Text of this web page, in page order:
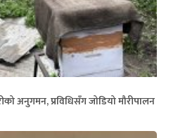
अनुगमन, प्रविधिसँग जोडियो मौरीपालन